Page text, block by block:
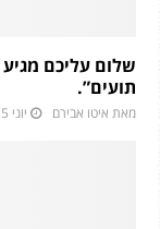
שלום עליכם
תועים”.
מאת איטו אבירם יוני 25, 2026